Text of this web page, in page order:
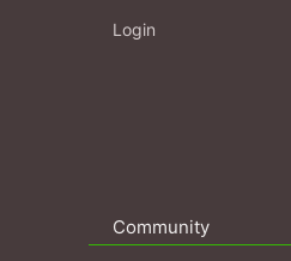
Login
Community